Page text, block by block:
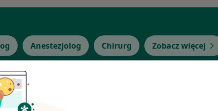
Anestezjolog Chirurg Zobacz więcej